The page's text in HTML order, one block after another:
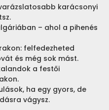
karácsonyi
– ahol a pihenés
felfedezheted
és még sok mást.
a festői
ha egy gyors, de
vágysz.